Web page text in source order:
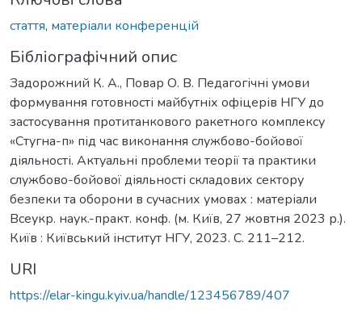
стаття, матеріали конференцій
Бібліографічний опис
Задорожний К. А., Повар О. В. Педагогічні умови
формування готовності майбутніх офіцерів НГУ до
застосування протитанкового ракетного комплексу
«Стугна-п» під час виконання службово-бойової
діяльності. Актуальні проблеми теорії та практики
службово-бойової діяльності складових сектору
безпеки та оборони в сучасних умовах : матеріали
Всеукр. наук.-практ. конф. (м. Київ, 27 жовтня 2023 р.).
Київ : Київський інститут НГУ, 2023. С. 211–212.
URI
https://elar-kingu.kyiv.ua/handle/123456789/407